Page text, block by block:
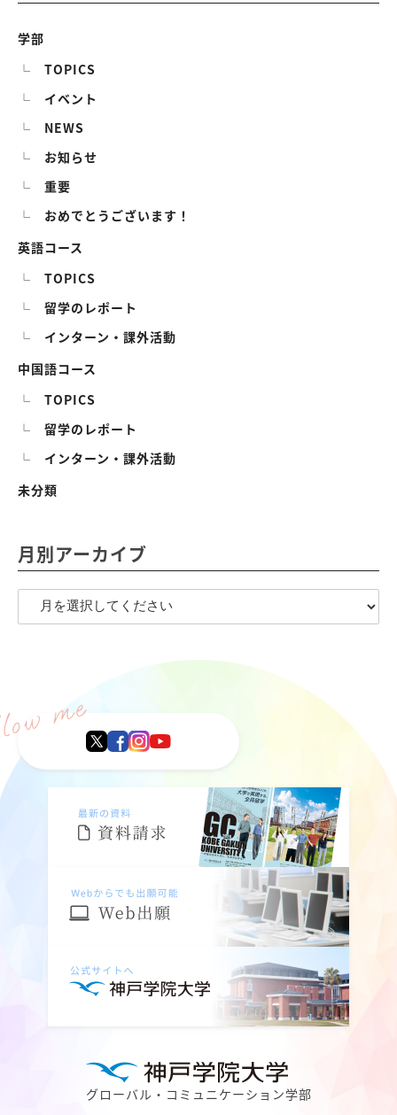
学部
TOPICS
イベント
NEWS
お知らせ
重要
おめでとうございます！
英語コース
TOPICS
留学のレポート
インターン・課外活動
中国語コース
TOPICS
留学のレポート
インターン・課外活動
未分類
月別アーカイブ
グローバル・コミュニケーション学部